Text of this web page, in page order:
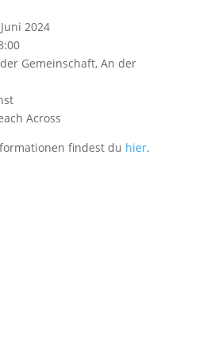
2024
Gemeinschaft, An der
Across
findest du hier.